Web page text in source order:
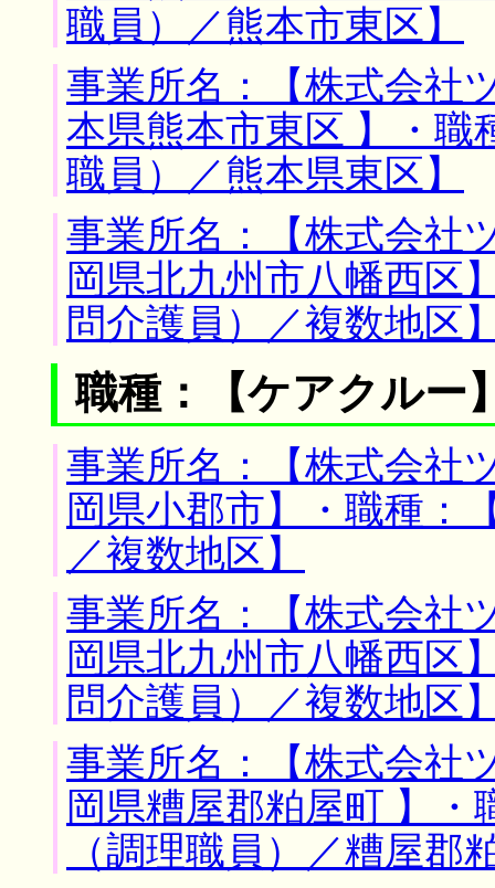
職員）／熊本市東区】
事業所名：【株式会
本県熊本市東区 】・
職員）／熊本県東区】
事業所名：【株式会
岡県北九州市八幡西区
問介護員）／複数地区
職種：【ケアクルー
事業所名：【株式会
岡県小郡市】・職種：
／複数地区】
事業所名：【株式会
岡県北九州市八幡西区
問介護員）／複数地区
事業所名：【株式会
岡県糟屋郡粕屋町 】
（調理職員）／糟屋郡